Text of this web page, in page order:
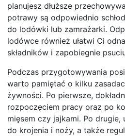
planujesz dłuższe
potrawy są odpowiednio
do lodówki lub zamrażarki.
lodówce również ułatwi Ci
składników i zapobiegnie
Podczas przygotowywania
warto pamiętać o kilku
żywności. Po pierwsze,
rozpoczęciem pracy oraz po
mięsem czy jajkami. Po
do krojenia i noży, a także